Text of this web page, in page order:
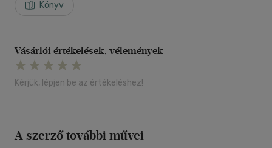
Könyv
Vásárlói értékelések, vélemények
Kérjük, lépjen be az értékeléshez!
A szerző további művei